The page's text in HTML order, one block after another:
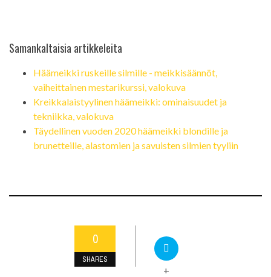
Samankaltaisia ​​artikkeleita
Häämeikki ruskeille silmille - meikkisäännöt,
vaiheittainen mestarikurssi, valokuva
Kreikkalaistyylinen häämeikki: ominaisuudet ja
tekniikka, valokuva
Täydellinen vuoden 2020 häämeikki blondille ja
brunetteille, alastomien ja savuisten silmien tyyliin
0
SHARES
+